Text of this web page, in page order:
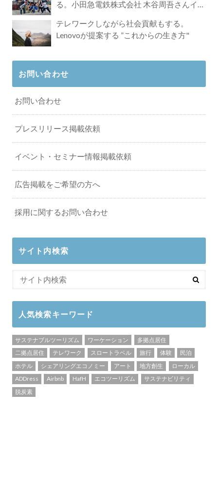
る。小田急電鉄株式会社 木谷周吾さんイン
テレワークしながら社会貢献もする。
Lenovoが提案する ”これからの生き方"
お問い合わせ
お問い合わせ
プレスリリース掲載依頼
イベント・セミナー情報掲載依頼
広告掲載をご希望の方へ
採用に関するお問い合わせ
サイト内検索
人気検索キーワード
サステナブルツーリズム ワーケーション
多拠点居住
二拠点居住
テレワーク スロートラベル 旅行 体験
民泊
ホテル
シェアリングエコノミー アート 地方創生
ローカル
ADDress
Airbnb HafH エコツーリズム
サステナビリティ
脱炭素